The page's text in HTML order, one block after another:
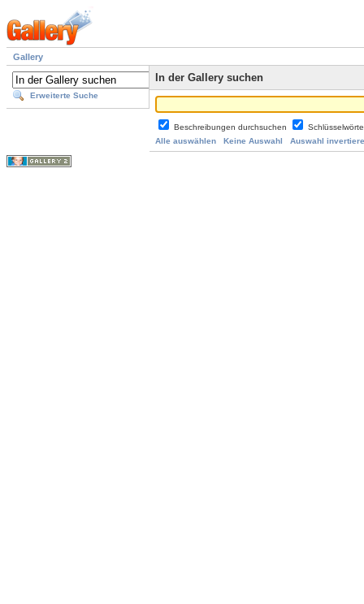
Gallery
Erweiterte Suche
In der Gallery suchen
Beschreibungen durchsuchen
Alle auswählen
Keine Auswahl Auswahl